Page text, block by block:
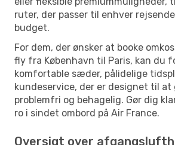
ruter, der passer til enhver
budget.
For dem, der ønsker at booke
fly fra København til Paris, kan du
komfortable sæder, pålidelige
kundeservice, der er designet til at
problemfri og behagelig. Gør dig
ro i sindet ombord på Air France.
Oversigt over